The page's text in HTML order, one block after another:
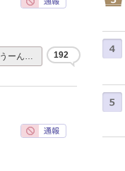
うーん… 192